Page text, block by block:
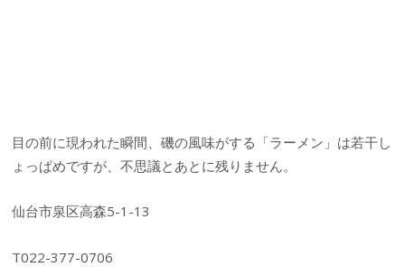
目の前に現われた瞬間、磯の風味がする「ラーメン」は若干し
ょっぱめですが、不思議とあとに残りません。
仙台市泉区高森5-1-13
T022-377-0706